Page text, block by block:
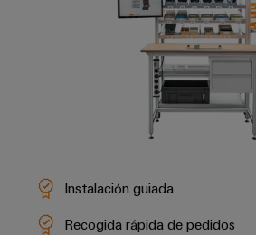
Instalación guiada
Recogida rápida de pedidos